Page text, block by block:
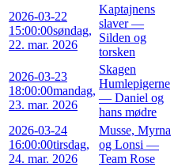
2026-03-22
15:00:00søndag,
22. mar. 2026
Kaptajnens
slaver —
Silden og
torsken
2026-03-23
18:00:00mandag,
23. mar. 2026
Skagen
Humlepigerne
— Daniel og
hans mødre
2026-03-24
16:00:00tirsdag,
24. mar. 2026
Musse, Myrna
og Lonsi —
Team Rose